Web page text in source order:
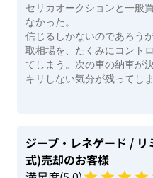
セリカオークションと一般
なかった。
信じるしかないのであろう
取相場を、たくみにコント
てしまう。次の車の納車が
キリしない気分が残ってし
ジープ・レネゲード / リ
式)売却のお客様